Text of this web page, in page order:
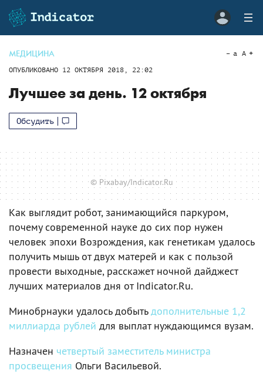
МЕДИЦИНА
ОПУБЛИКОВАНО 12 ОКТЯБРЯ 2018, 22:02
a A
Лучшее за день. 12 октября
Обсудить
© Pixabay/Indicator.Ru
Как выглядит робот, занимающийся паркуром,
почему современной науке до сих пор нужен
человек эпохи Возрождения, как генетикам удалось
получить мышь от двух матерей и как с пользой
провести выходные, расскажет ночной дайджест
лучших материалов дня от Indicator.Ru.
Минобрнауки удалось добытьдополнительные 1,2
миллиарда рублей для выплат нуждающимся вузам.
Назначен четвертый заместитель министра
просвещения Ольги Васильевой.